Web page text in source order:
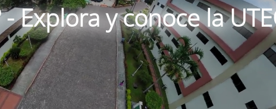
Explora y conoce la